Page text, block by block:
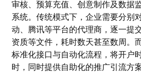
审核、预算充值、创意制作及数据
系统。传统模式下，企业需要分别
动、腾讯等平台的代理商，逐一提
资质等文件，耗时数天甚至数周。
标准化接口与自动化流程，将开户
时，同时提供自助化的推广引流方案